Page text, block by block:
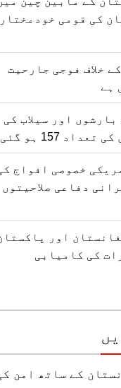
کی قومی
خلاف فوجی جارحیت
ہے
اور سیلاب کی
157 ہو گئی
خصوصی افواج
دفاعی صلاحیتوں
اور
کی کامیابی
کے ساتھ امن